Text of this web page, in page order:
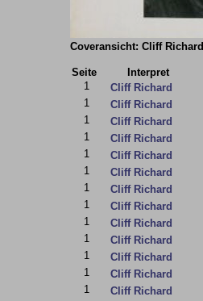
Coveransicht: Cliff
Seite Interpret
1
Cliff Richard
1
Cliff Richard
1
Cliff Richard
1
Cliff Richard
1
Cliff Richard
1
Cliff Richard
1
Cliff Richard
1
Cliff Richard
1
Cliff Richard
1
Cliff Richard
1
Cliff Richard
1
Cliff Richard
1
Cliff Richard